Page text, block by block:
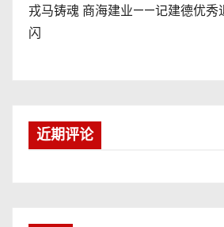
戎马铸魂 商海建业——记建德优秀
闪
近期评论